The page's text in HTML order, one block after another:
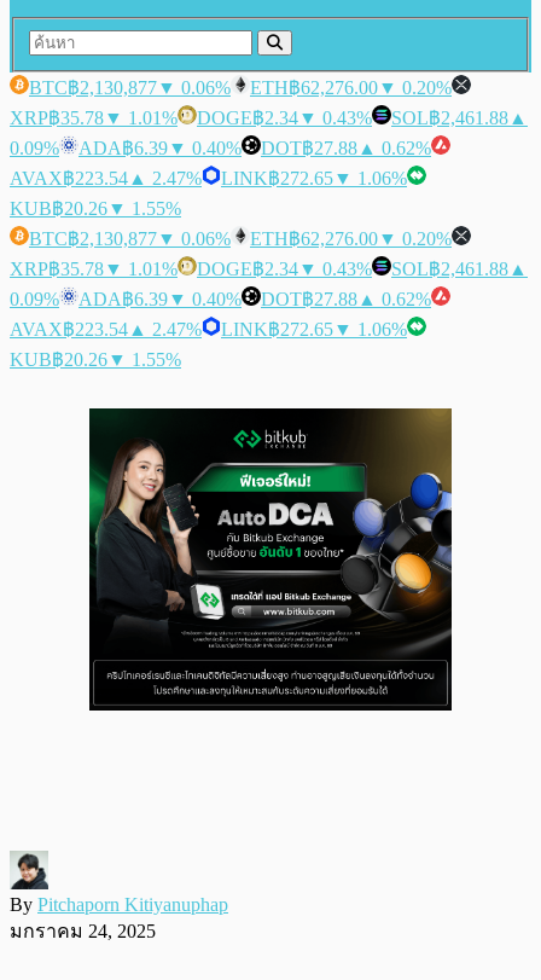
BTC฿2,130,877▼ 0.06% ETH฿62,276.00▼ 0.20%
XRP฿35.78▼ 1.01% DOGE฿2.34▼ 0.43% SOL฿2,461.88 ▲
0.09%
ADA฿6.39▼ 0.40% DOT฿27.88 ▲ 0.62%
AVAX฿223.54 ▲ 2.47% LINK฿272.65▼ 1.06%
KUB฿20.26▼ 1.55%
BTC฿2,130,877▼ 0.06% ETH฿62,276.00▼ 0.20%
XRP฿35.78▼ 1.01% DOGE฿2.34▼ 0.43% SOL฿2,461.88 ▲
0.09%
ADA฿6.39▼ 0.40% DOT฿27.88 ▲ 0.62%
AVAX฿223.54 ▲ 2.47% LINK฿272.65▼ 1.06%
KUB฿20.26▼ 1.55%
By Pitchaporn Kitiyanuphap
มกราคม 24, 2025